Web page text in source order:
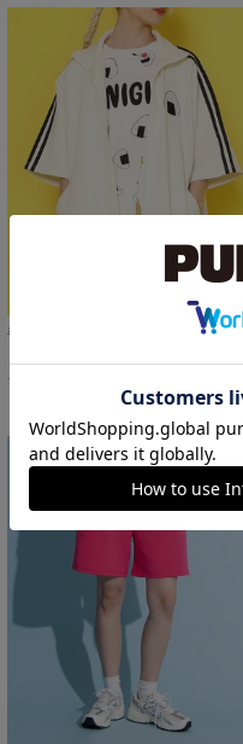
半袖フードジャージトップ
サイズ：3/4 あり